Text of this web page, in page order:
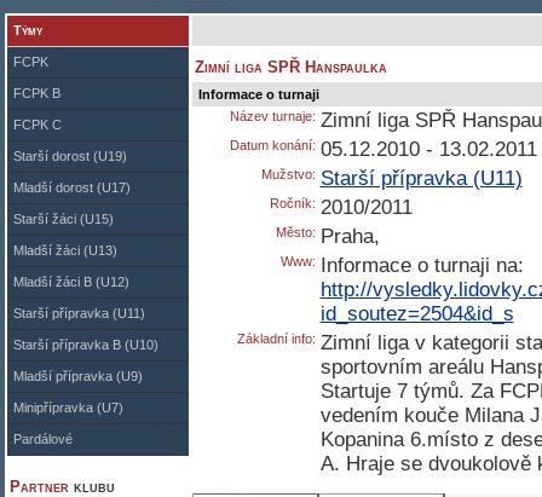
Týmy
FCPK
FCPK B
FCPK C
Starší dorost (U19)
Mladší dorost (U17)
Starší žáci (U15)
Mladší žáci (U13)
Mladší žáci B (U12)
Starší přípravka (U11)
Starší přípravka B (U10)
Mladší přípravka (U9)
Minipřípravka (U7)
Pardálové
Partner klubu
Zimní liga SPŘ Hanspaulka
Informace o turnaji
Název turnaje: Zimní liga SPŘ
Datum konání: 05.12.2010 - 13.02.2011
Mužstvo: Starší přípravka (U11)
Ročník: 2010/2011
Město: Praha,
Www: Informace o turnaji na:
http://
id_soutez=2504&id_s
Základní info: Zimní liga v kategorii
sportovním areálu
Startuje 7 týmů. Za
vedením kouče Milana
Kopanina 6.místo z
A. Hraje se dvoukolově